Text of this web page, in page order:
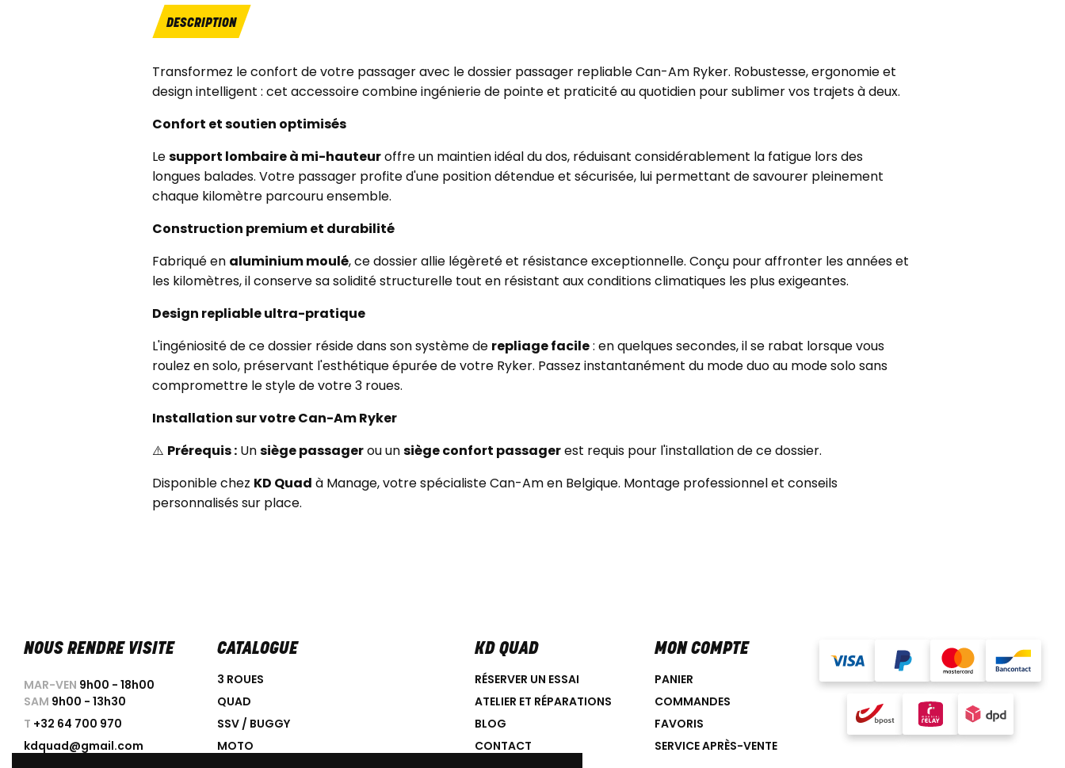
DESCRIPTION
Transformez le confort de votre passager avec le dossier passager repliable Can-Am Ryker. Robustesse, ergonomie et
design intelligent : cet accessoire combine ingénierie de pointe et praticité au quotidien pour sublimer vos trajets à deux.
Confort et soutien optimisés
Lesupport lombaire à mi-hauteuroffre un maintien idéal du dos, réduisant considérablement la fatigue lors des
longues balades. Votre passager profite d'une position détendue et sécurisée, lui permettant de savourer pleinement
chaque kilomètre parcouru ensemble.
Construction premium et durabilité
Fabriqué en aluminium moulé, ce dossier allie légèreté et résistance exceptionnelle. Conçu pour affronter les années et
les kilomètres, il conserve sa solidité structurelle tout en résistant aux conditions climatiques les plus exigeantes.
Design repliable ultra-pratique
L'ingéniosité de ce dossier réside dans son système de repliage facile: en quelques secondes, il se rabat lorsque vous
roulez en solo, préservant l'esthétique épurée de votre Ryker. Passez instantanément du mode duo au mode solo sans
compromettre le style de votre 3 roues.
Installation sur votre Can-Am Ryker
⚠️ Prérequis : Unsiège passagerou unsiège confort passagerest requis pour l'installation de ce dossier.
Disponible chez KD Quad à Manage, votre spécialiste Can-Am en Belgique. Montage professionnel et conseils
personnalisés sur place.
NOUS RENDRE VISITE
MAR-VEN 9h00 - 18h00
SAM 9h00 - 13h30
T +32 64 700 970
kdquad@gmail.com
CATALOGUE
3 ROUES
QUAD
SSV / BUGGY
MOTO
KD QUAD
RÉSERVER UN ESSAI
ATELIER ET RÉPARATIONS
BLOG
CONTACT
MON COMPTE
PANIER
COMMANDES
FAVORIS
SERVICE APRÈS-VENTE